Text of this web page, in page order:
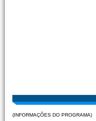
(INFORMAÇÕES DO PROGRAMA)